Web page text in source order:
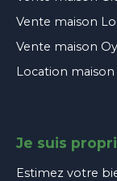
Vente maison
Vente maison
Location maison
Je suis
Estimez votre